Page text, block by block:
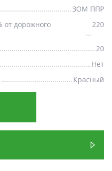
ЗОМ ППР
от дорожного
220
20
Нет
Красный